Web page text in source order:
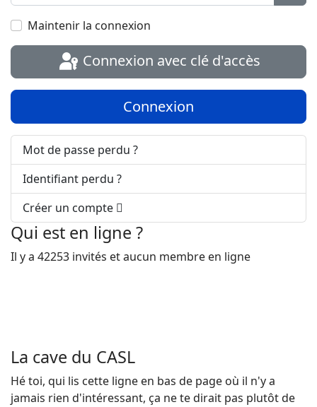
Maintenir la connexion
Connexion avec clé d'accès
Connexion
Mot de passe perdu ?
Identifiant perdu ?
Créer un compte
Qui est en ligne ?
Il y a 42253 invités et aucun membre en ligne
La cave du CASL
Hé toi, qui lis cette ligne en bas de page où il n'y a
jamais rien d'intéressant, ça ne te dirait pas plutôt de